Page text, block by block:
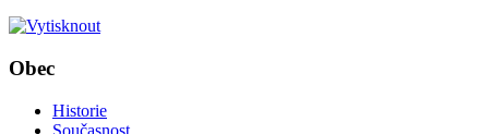
Obec
Historie
Současnost